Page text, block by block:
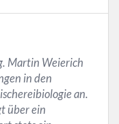
Martin Weierich
in den
an.
über ein